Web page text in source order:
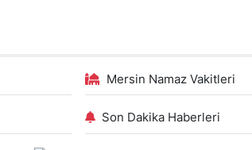
Mersin Namaz Vakitleri
Son Dakika Haberleri